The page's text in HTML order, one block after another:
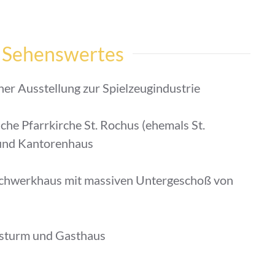
Sehenswertes
Ausstellung zur Spielzeugindustrie
Pfarrkirche St. Rochus (ehemals St.
Kantorenhaus
mit massiven Untergeschoß von
und Gasthaus